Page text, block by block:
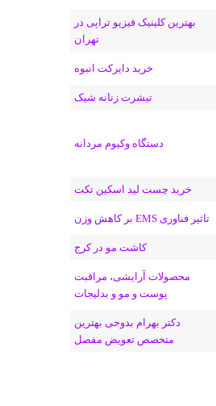
بهترین کلینیک فیزیو تراپی در
تهران
خرید دایرکت انبوه
تیشرت زنانه شیک
دستگاه وکیوم مردانه
خرید چست لید اسکین تکت
تاثیر فناوری EMS بر کاهش وزن
کاشت مو در کرج
محصولات آرایشی، مراقبت
پوست و مو و بدلیجات
دکتر بهرام بدوحی بهترین
متخصص تعویض مفصل